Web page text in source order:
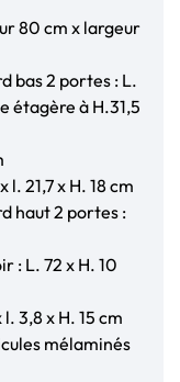
80 cm x largeur
bas 2 portes : L.
étagère à H.31,5
l. 21,7 x H. 18 cm
haut 2 portes :
: L. 72 x H. 10
3,8 x H. 15 cm
mélaminés